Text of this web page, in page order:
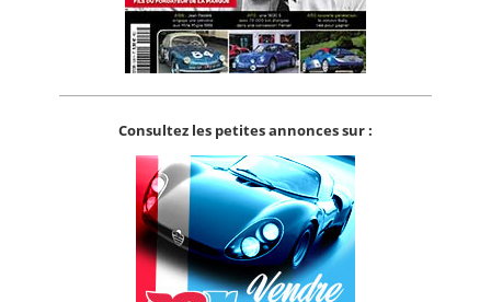
Consultez les petites annonces sur :